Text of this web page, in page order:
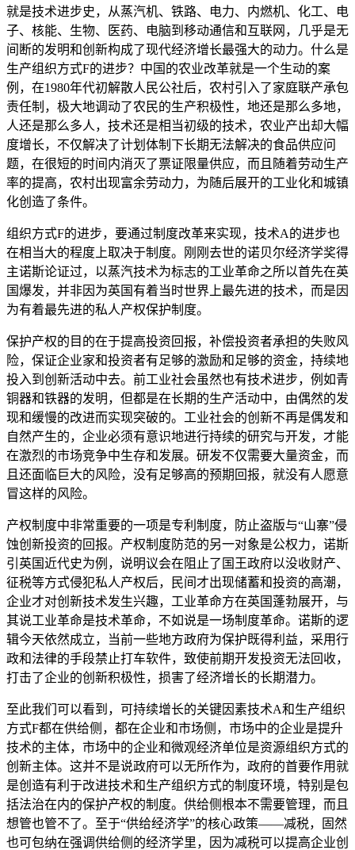
就是技术进步史，从蒸汽机、铁路、电力、内燃机、化工、电
子、核能、生物、医药、电脑到移动通信和互联网，几乎是无
间断的发明和创新构成了现代经济增长最强大的动力。什么是
生产组织方式F的进步？中国的农业改革就是一个生动的案
例，在1980年代初解散人民公社后，农村引入了家庭联产承包
责任制，极大地调动了农民的生产积极性，地还是那么多地，
人还是那么多人，技术还是相当初级的技术，农业产出却大幅
度增长，不仅解决了计划体制下长期无法解决的食品供应问
题，在很短的时间内消灭了票证限量供应，而且随着劳动生产
率的提高，农村出现富余劳动力，为随后展开的工业化和城镇
化创造了条件。
组织方式F的进步，要通过制度改革来实现，技术A的进步也
在相当大的程度上取决于制度。刚刚去世的诺贝尔经济学奖得
主诺斯论证过，以蒸汽技术为标志的工业革命之所以首先在英
国爆发，并非因为英国有着当时世界上最先进的技术，而是因
为有着最先进的私人产权保护制度。
保护产权的目的在于提高投资回报，补偿投资者承担的失败风
险，保证企业家和投资者有足够的激励和足够的资金，持续地
投入到创新活动中去。前工业社会虽然也有技术进步，例如青
铜器和铁器的发明，但都是在长期的生产活动中，由偶然的发
现和缓慢的改进而实现突破的。工业社会的创新不再是偶发和
自然产生的，企业必须有意识地进行持续的研究与开发，才能
在激烈的市场竞争中生存和发展。研发不仅需要大量资金，而
且还面临巨大的风险，没有足够高的预期回报，就没有人愿意
冒这样的风险。
产权制度中非常重要的一项是专利制度，防止盗版与“山寨”侵
蚀创新投资的回报。产权制度防范的另一对象是公权力，诺斯
引英国近代史为例，说明议会在阻止了国王政府以没收财产、
征税等方式侵犯私人产权后，民间才出现储蓄和投资的高潮，
企业才对创新技术发生兴趣，工业革命方在英国蓬勃展开，与
其说工业革命是技术革命，不如说是一场制度革命。诺斯的逻
辑今天依然成立，当前一些地方政府为保护既得利益，采用行
政和法律的手段禁止打车软件，致使前期开发投资无法回收，
打击了企业的创新积极性，损害了经济增长的长期潜力。
至此我们可以看到，可持续增长的关键因素技术A和生产组织
方式F都在供给侧，都在企业和市场侧，市场中的企业是提升
技术的主体，市场中的企业和微观经济单位是资源组织方式的
创新主体。这并不是说政府可以无所作为，政府的首要作用就
是创造有利于改进技术和生产组织方式的制度环境，特别是包
括法治在内的保护产权的制度。供给侧根本不需要管理，而且
想管也管不了。至于“供给经济学”的核心政策——减税，固然
也可包纳在强调供给侧的经济学里，因为减税可以提高企业创